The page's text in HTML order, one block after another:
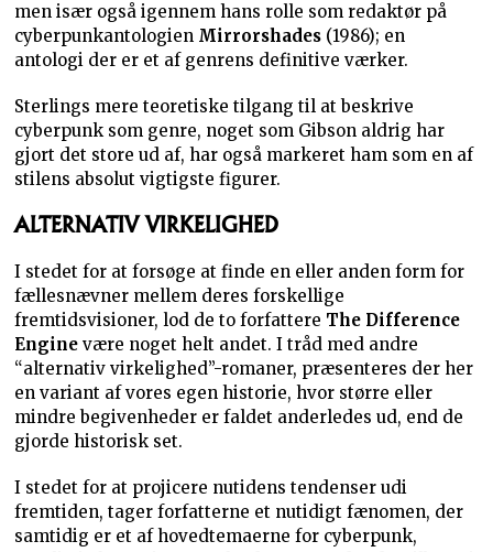
men især også igennem hans rolle som redaktør på
cyberpunkantologien Mirrorshades (1986); en
antologi der er et af genrens definitive værker.
Sterlings mere teoretiske tilgang til at beskrive
cyberpunk som genre, noget som Gibson aldrig har
gjort det store ud af, har også markeret ham som en af
stilens absolut vigtigste figurer.
ALTERNATIV VIRKELIGHED
I stedet for at forsøge at finde en eller anden form for
fællesnævner mellem deres forskellige
fremtidsvisioner, lod de to forfattere The Difference
Engine være noget helt andet. I tråd med andre
“alternativ virkelighed”-romaner, præsenteres der her
en variant af vores egen historie, hvor større eller
mindre begivenheder er faldet anderledes ud, end de
gjorde historisk set.
I stedet for at projicere nutidens tendenser udi
fremtiden, tager forfatterne et nutidigt fænomen, der
samtidig er et af hovedtemaerne for cyberpunk,